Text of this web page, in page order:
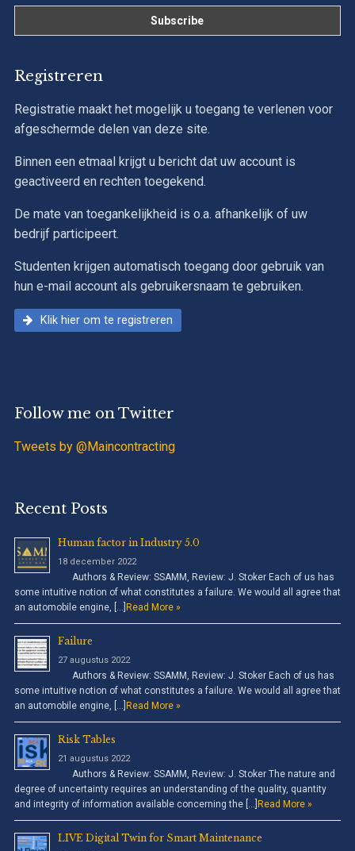
Registreren
Registratie maakt het mogelijk u toegang te verlenen voor
afgeschermde delen van deze site.
Binnen een etmaal krijgt u bericht dat uw account is
geactiveerd en rechten toegekend.
De mate van toegankelijkheid is o.a. afhankelijk of uw
bedrijf participeert.
Studenten krijgen automatisch toegang door gebruik van
hun e-mail account als gebruikersnaam te gebruiken.
Klik hier om te registreren
Follow me on Twitter
Tweets by @Maincontracting
Recent Posts
Human factor in Industry 5.0
18 december 2022
Authors & Review: SSAMM, Review: J. Stoker Each of us has
some intuitive notion of what constitutes a failure. We would all agree that
an automobile engine, […] Read More »
Failure
27 augustus 2022
Authors & Review: SSAMM, Review: J. Stoker Each of us has
some intuitive notion of what constitutes a failure. We would all agree that
an automobile engine, […] Read More »
Risk Tables
21 augustus 2022
Authors & Review: SSAMM, Review: J. Stoker The nature and
degree of uncertainty requires an understanding of the quality, quantity
and integrity of information available concerning the […] Read More »
LIVE Digital Twin for Smart Maintenance